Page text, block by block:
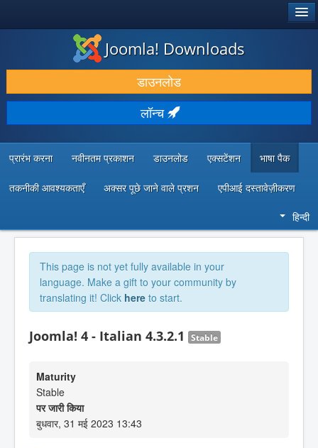
डाउनलोड करें और बढ़ाएं
खोजें और जानें
सामुदायिक समर्थन
डेवलपर संसाधन
Joomla! Downloads
डाउनलोड
लॉन्च
प्रारंभ करना नवीनतम प्रकाशन डाउनलोड एक्सटेंशन भाषा पैक
तकनीकी आवश्यकताएँ अक्सर पूछे जाने वाले प्रशन एपीआई दस्तावेज़ीकरण
हिन्दी
This page is not yet fully available in your
language. Make a gift to your community by
translating it! Click here to start.
Joomla! 4 - Italian 4.3.2.1 Stable
Maturity
Stable
पर जारी किया
बुधवार, 31 मई 2023 13:43